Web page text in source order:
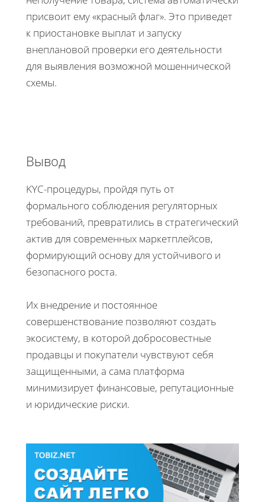
присвоит ему «красный флаг». Это приведет
к приостановке выплат и запуску
внеплановой проверки его деятельности
для выявления возможной мошеннической
схемы.
Вывод
KYC-процедуры, пройдя путь от
формального соблюдения регуляторных
требований, превратились в стратегический
актив для современных маркетплейсов,
формирующий основу для устойчивого и
безопасного роста.
Их внедрение и постоянное
совершенствование позволяют создать
экосистему, в которой добросовестные
продавцы и покупатели чувствуют себя
защищенными, а сама платформа
минимизирует финансовые, репутационные
и юридические риски.